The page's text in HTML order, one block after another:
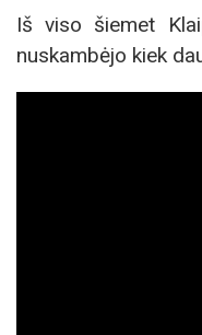
Iš viso šiemet
nuskambėjo kiek